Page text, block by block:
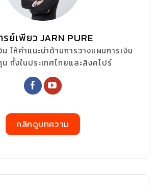
รย์เพียว JARN PURE
ให้คำแนะนำด้านการวางแผนการเงิน
ทั้งในประเทศไทยและสิงคโปร์
คลิกดูบทความ